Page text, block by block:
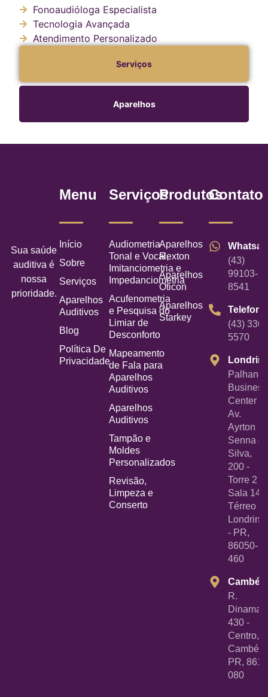
Fonoaudióloga Especialista
Tecnologia Avançada
Atendimento Personalizado
Serviços
Aparelhos
Sua saúde
auditiva é
nossa
prioridade.
Menu
Início
Sobre
Serviços
Aparelhos
Auditivos
Blog
Política De
Privacidade
Serviços
Audiometria
Tonal e Vocal,
Imitanciometria e
Impedanciometria
Acufenometria
e Pesquisa do
Limiar de
Desconforto
Mapeamento
de Fala para
Aparelhos
Auditivos
Aparelhos
Auditivos
Tampão e
Moldes
Personalizados
Revisão,
Limpeza e
Conserto
Produtos
Aparelhos
Rexton
Aparelhos
Oticon
Aparelhos
Starkey
Contato
(43)
99103-
8541
Telefone
(43)
5570
Palhano
Business
Center -
Av.
Ayrton
Senna
Silva,
200 -
Torre 2 -
Sala 14
Térreo -
Londrina
- PR,
86050-
460
Cambé
R.
430 -
Centro,
Cambé -
PR,
080